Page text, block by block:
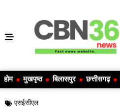
होम मुखपृष्ठ बिलासपुर छत्तीसगढ़
एसईसीएल